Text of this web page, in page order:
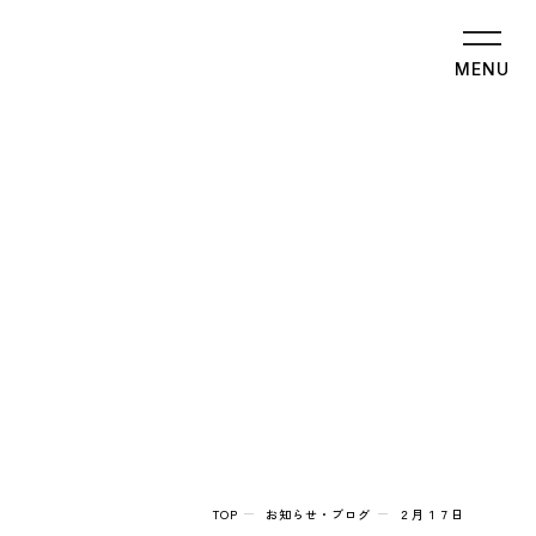
MENU
TOP お知らせ・ブログ ２月１７日